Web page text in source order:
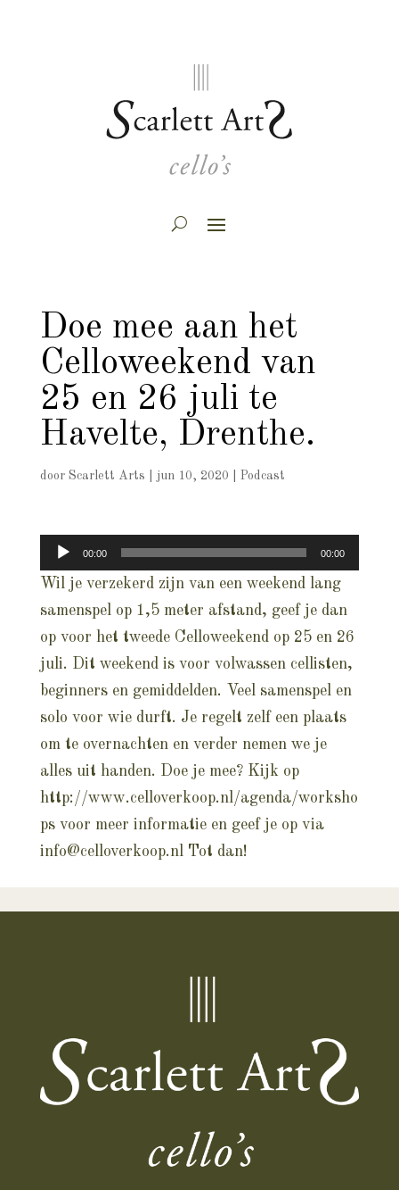
Doe mee aan het
Celloweekend van
25 en 26 juli te
Havelte, Drenthe.
door Scarlett Arts jun 10, 2020 Podcast
Audiospeler
00:00 00:00
Wil je verzekerd zijn van een weekend lang
samenspel op 1,5 meter afstand, geef je dan
op voor het tweede Celloweekend op 25 en 26
juli. Dit weekend is voor volwassen cellisten,
beginners en gemiddelden. Veel samenspel en
solo voor wie durft. Je regelt zelf een plaats
om te overnachten en verder nemen we je
alles uit handen. Doe je mee? Kijk op
http://www.celloverkoop.nl/agenda/worksho
psvoor meer informatie en geef je op via
info@celloverkoop.nlTot dan!